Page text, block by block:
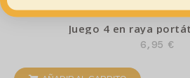
Juego 4 en raya
6,95 €